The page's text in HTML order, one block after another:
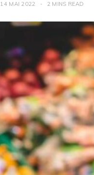
14 MAI 2022 2 MINS READ